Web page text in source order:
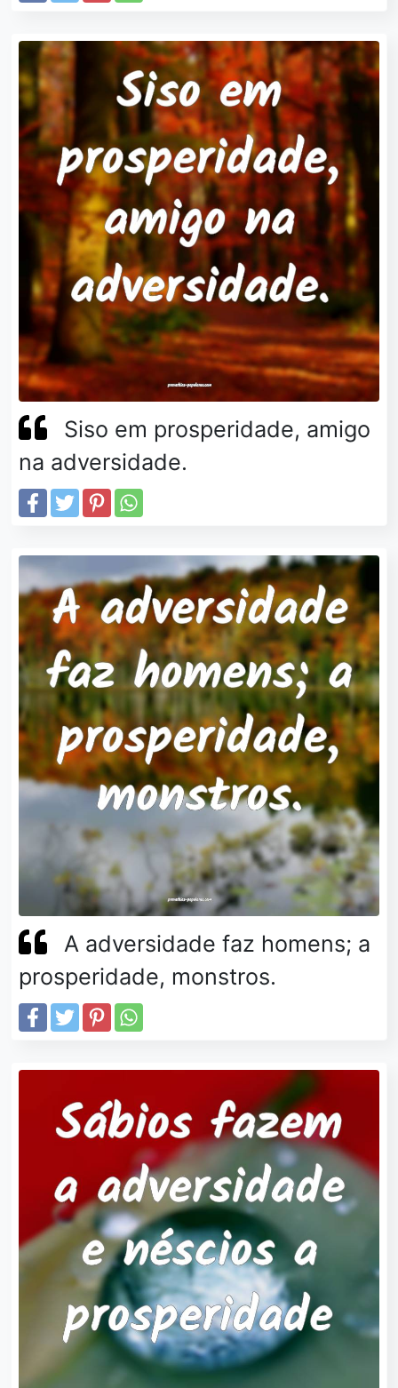
Siso em prosperidade, amigo
na adversidade.
A adversidade faz homens; a
prosperidade, monstros.